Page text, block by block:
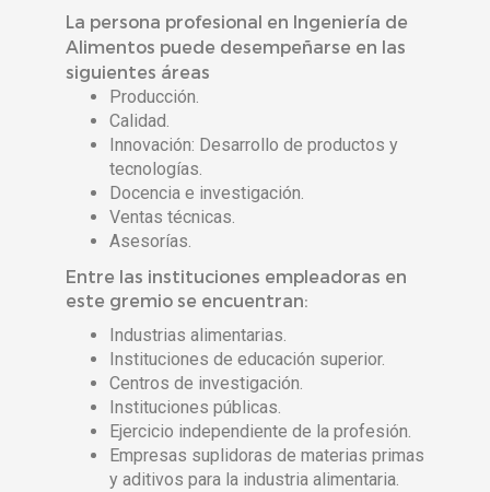
La persona profesional en Ingeniería de
Alimentos puede desempeñarse en las
siguientes áreas
Producción.
Calidad.
Innovación: Desarrollo de productos y
tecnologías.
Docencia e investigación.
Ventas técnicas.
Asesorías.
Entre las instituciones empleadoras en
este gremio se encuentran:
Industrias alimentarias.
Instituciones de educación superior.
Centros de investigación.
Instituciones públicas.
Ejercicio independiente de la profesión.
Empresas suplidoras de materias primas
y aditivos para la industria alimentaria.